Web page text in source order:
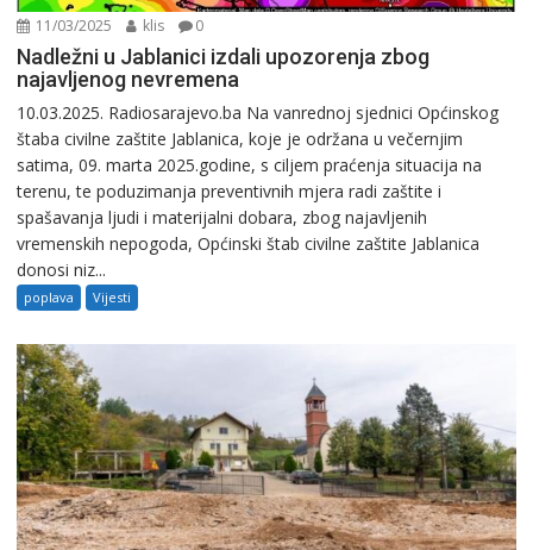
11/03/2025 klis 0
Nadležni u Jablanici izdali upozorenja zbog
najavljenog nevremena
10.03.2025. Radiosarajevo.ba Na vanrednoj sjednici Općinskog
štaba civilne zaštite Jablanica, koje je održana u večernjim
satima, 09. marta 2025.godine, s ciljem praćenja situacija na
terenu, te poduzimanja preventivnih mjera radi zaštite i
spašavanja ljudi i materijalni dobara, zbog najavljenih
vremenskih nepogoda, Općinski štab civilne zaštite Jablanica
donosi niz...
poplava Vijesti